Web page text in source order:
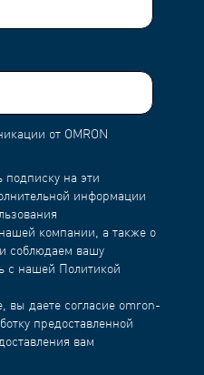
от OMRON
на эти
информации
компании, а также о
соблюдаем вашу
с нашей Политикой
вы даете согласие omron-
предоставленной
вам